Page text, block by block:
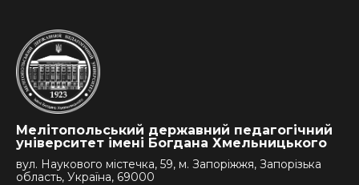
Мелітопольський державний педагогічний
університет імені Богдана Хмельницького
вул. Наукового містечка, 59, м. Запоріжжя, Запорізька
область, Україна, 69000